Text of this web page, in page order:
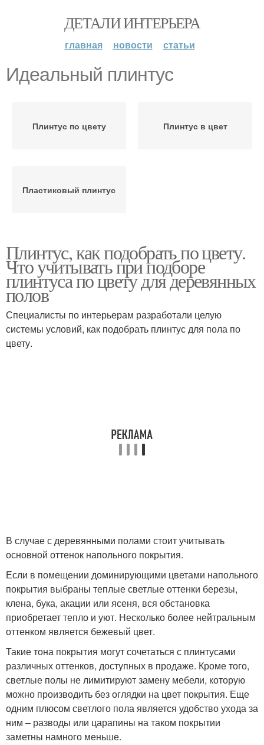
ДЕТАЛИ ИНТЕРЬЕРА
главная новости статьи
Идеальный плинтус
Плинтус по цвету Плинтус в цвет
Пластиковый плинтус
Плинтус, как подобрать по цвету.
Что учитывать при подборе
плинтуса по цвету для деревянных
полов
Специалисты по интерьерам разработали целую
системы условий, как подобрать плинтус для пола по
цвету.
В случае с деревянными полами стоит учитывать
основной оттенок напольного покрытия.
Если в помещении доминирующими цветами напольного
покрытия выбраны теплые светлые оттенки березы,
клена, бука, акации или ясеня, вся обстановка
приобретает тепло и уют. Несколько более нейтральным
оттенком является бежевый цвет.
Такие тона покрытия могут сочетаться с плинтусами
различных оттенков, доступных в продаже. Кроме того,
светлые полы не лимитируют замену мебели, которую
можно производить без оглядки на цвет покрытия. Еще
одним плюсом светлого пола является удобство ухода за
ним – разводы или царапины на таком покрытии
заметны намного меньше.